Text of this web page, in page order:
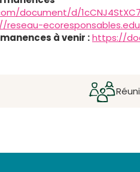
document/d/
reseau-
à venir :https://